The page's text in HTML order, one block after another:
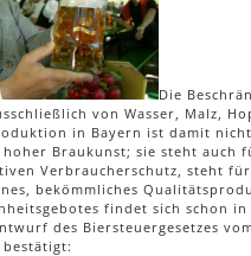
Die
von Wasser, Malz,
in Bayern ist damit
hoher Braukunst; sie steht auch
Verbraucherschutz, steht
bekömmliches
findet sich schon in
des Biersteuergesetzes